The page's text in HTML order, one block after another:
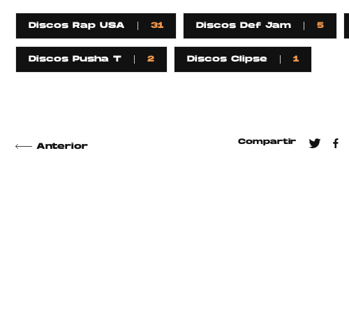
Discos Rap USA 31 Discos Def Jam 5
Discos Pusha T 2 Discos Clipse 1
Anterior
Compartir